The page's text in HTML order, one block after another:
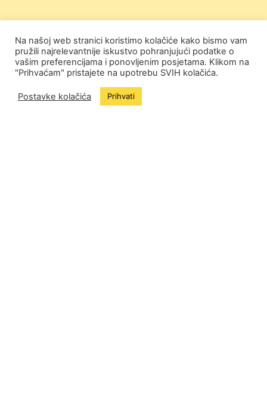
Na našoj web stranici koristimo kolačiće kako bismo vam
pružili najrelevantnije iskustvo pohranjujući podatke o
vašim preferencijama i ponovljenim posjetama. Klikom na
"Prihvaćam" pristajete na upotrebu SVIH kolačića.
Postavke kolačića Prihvati